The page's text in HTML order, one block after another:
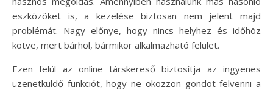
eszközöket is, a kezelése biztosan nem jelent majd
problémát. Nagy előnye, hogy nincs helyhez és időhöz
kötve, mert bárhol, bármikor alkalmazható felület.
Ezen felül az online társkereső biztosítja az ingyenes
üzenetküldő funkciót, hogy ne okozzon gondot felvenni a